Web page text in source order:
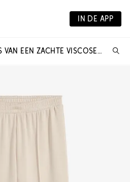
IN DE APP
SCUBA SWEATPANTS VAN EEN ZACHTE VISCOSEMIX